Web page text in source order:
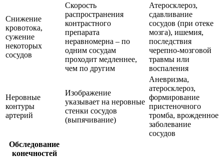
Снижение
кровотока,
сужение
некоторых
сосудов
Скорость
распространения
контрастного
препарата
неравномерна – по
одним сосудам
проходит медленнее,
чем по другим
Атеросклероз,
сдавливание
сосудов (при отеке
мозга), ишемия,
последствия
черепно-мозговой
травмы или
воспаления
Неровные
контуры
артерий
Изображение
указывает на неровные
стенки сосудов
(выпячивание)
Аневризма,
атеросклероз,
формирование
пристеночного
тромба, врожденное
заболевание
сосудов
Обследование
конечностей